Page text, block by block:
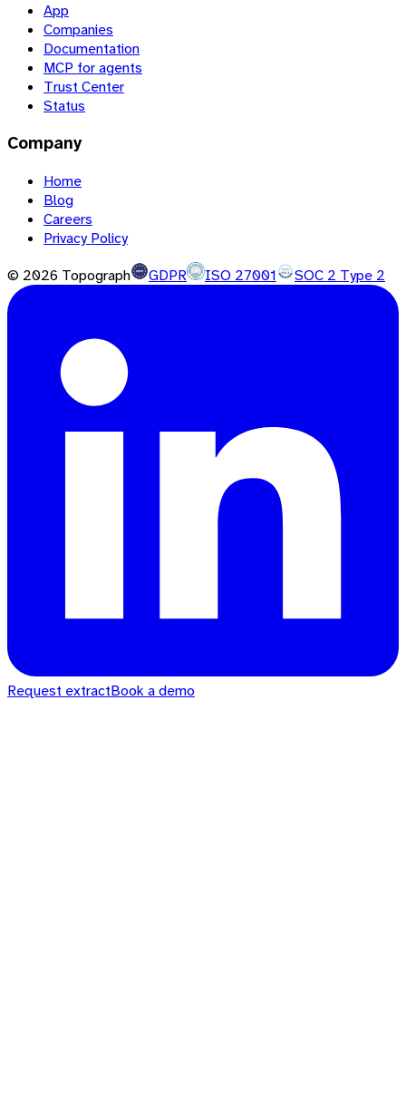
App
Companies
Documentation
MCP for agents
Trust Center
Status
Company
Home
Blog
Careers
Privacy Policy
© 2026 Topograph GDPR ISO 27001 SOC 2 Type 2
Request extractBook a demo